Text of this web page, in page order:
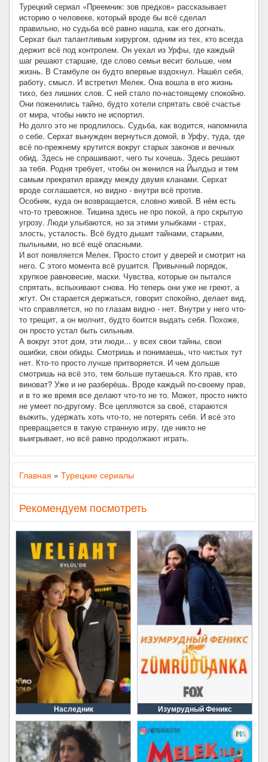
Турецкий сериал «Преемник: зов предков» рассказывает
историю о человеке, который вроде бы всё сделал
правильно, но судьба всё равно нашла, как его догнать.
Серхат был талантливым хирургом, одним из тех, кто всегда
держит всё под контролем. Он уехал из Урфы, где каждый
шаг решают старшие, где слово семьи весит больше, чем
жизнь. В Стамбуле он будто впервые вздохнул. Нашёл себя,
работу, смысл. И встретил Мелек. Она вошла в его жизнь
тихо, без лишних слов. С ней стало по-настоящему спокойно.
Они поженились тайно, будто хотели спрятать своё счастье
от мира, чтобы никто не испортил.
Но долго это не продлилось. Судьба, как водится, напомнила
о себе. Серхат вынужден вернуться домой, в Урфу, туда, где
всё по-прежнему крутится вокруг старых законов и вечных
обид. Здесь не спрашивают, чего ты хочешь. Здесь решают
за тебя. Родня требует, чтобы он женился на Йылдыз и тем
самым прекратил вражду между двумя кланами. Серхат
вроде соглашается, но видно - внутри всё против.
Особняк, куда он возвращается, словно живой. В нём есть
что-то тревожное. Тишина здесь не про покой, а про скрытую
угрозу. Люди улыбаются, но за этими улыбками - страх,
злость, усталость. Всё будто дышит тайнами, старыми,
пыльными, но всё ещё опасными.
И вот появляется Мелек. Просто стоит у дверей и смотрит на
него. С этого момента всё рушится. Привычный порядок,
хрупкое равновесие, маски. Чувства, которые он пытался
спрятать, вспыхивают снова. Но теперь они уже не греют, а
жгут. Он старается держаться, говорит спокойно, делает вид,
что справляется, но по глазам видно - нет. Внутри у него что-
то трещит, а он молчит, будто боится выдать себя. Похоже,
он просто устал быть сильным.
А вокруг этот дом, эти люди... у всех свои тайны, свои
ошибки, свои обиды. Смотришь и понимаешь, что чистых тут
нет. Кто-то просто лучше притворяется. И чем дольше
смотришь на всё это, тем больше путаешься. Кто прав, кто
виноват? Уже и не разберёшь. Вроде каждый по-своему прав,
и в то же время все делают что-то не то. Может, просто никто
не умеет по-другому. Все цепляются за своё, стараются
выжить, удержать хоть что-то, не потерять себя. И всё это
превращается в такую странную игру, где никто не
выигрывает, но всё равно продолжают играть.
Главная » Турецкие сериалы
Рекомендуем посмотреть
Наследник Изумрудный Феникс